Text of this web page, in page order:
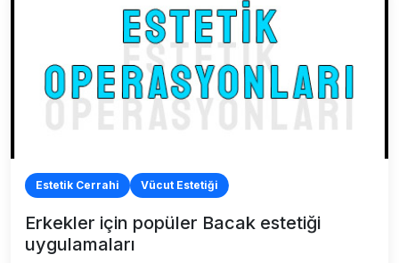
Estetik Cerrahi Vücut Estetiği
Erkekler için popüler Bacak estetiği
uygulamaları